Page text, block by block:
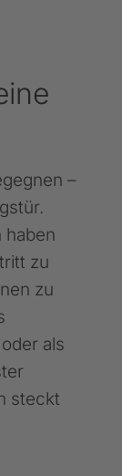
–
haben
zu
zu
als
steckt